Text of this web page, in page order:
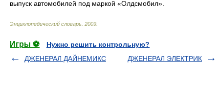
выпуск автомобилей под маркой «Олдсмобил».
Энциклопедический словарь 2009
Игры ⚽
Нужно решить контрольную?
ДЖЕНЕРАЛ ДАЙНЕМИКС
ДЖЕНЕРАЛ ЭЛЕКТРИК